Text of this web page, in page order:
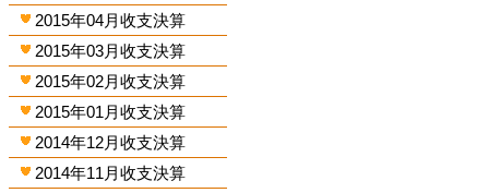
2015年04月收支決算
2015年03月收支決算
2015年02月收支決算
2015年01月收支決算
2014年12月收支決算
2014年11月收支決算